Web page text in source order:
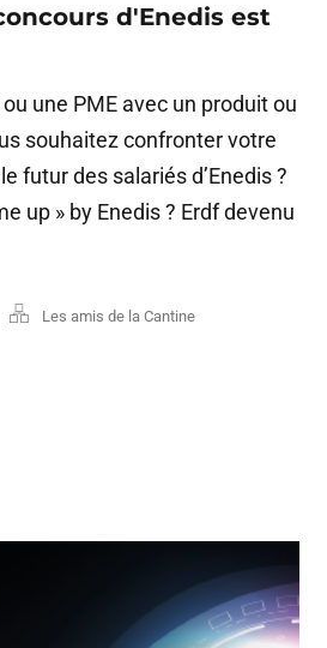
d'Enedis est
une PME avec un produit ou
souhaitez confronter votre
futur des salariés d’Enedis ?
up » by Enedis ? Erdf devenu
Les amis de la Cantine